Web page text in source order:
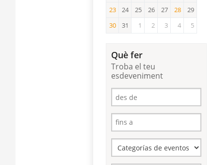
17 19 21 22
23
23
24 25 26 27 28
29
30
31 1 2 3 4 5
Què fer
Troba el teu
esdeveniment